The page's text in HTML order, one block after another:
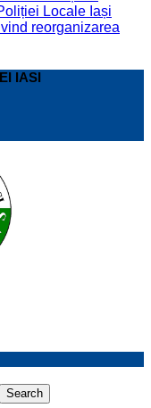
Locale Iași
reorganizarea
IASI
Search